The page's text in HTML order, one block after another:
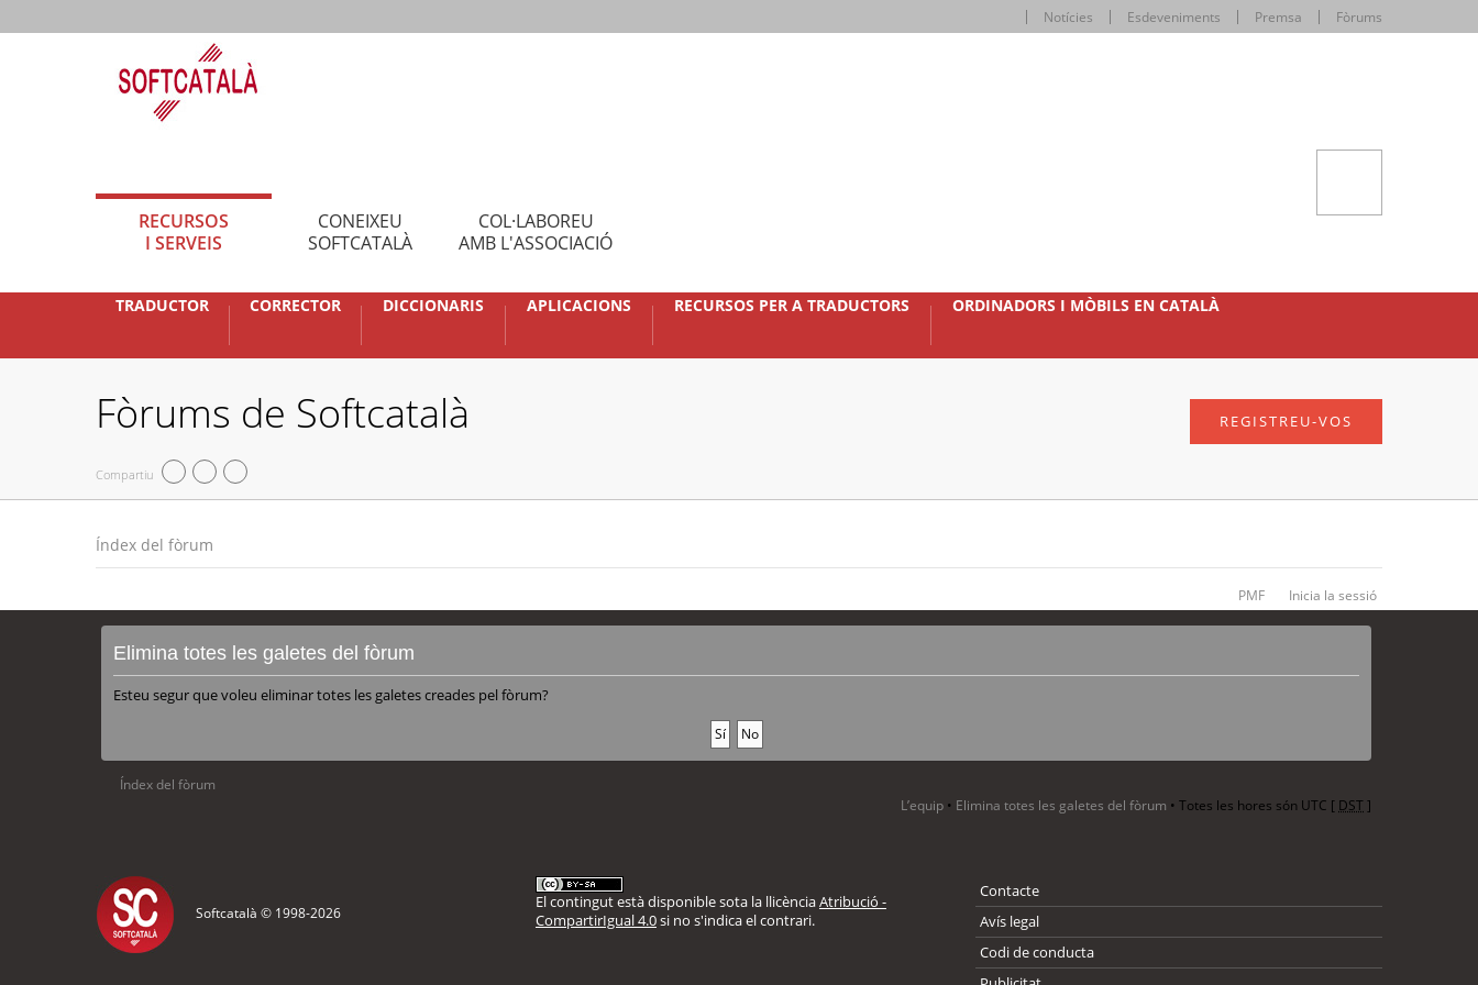
Notícies Esdeveniments Premsa Fòrums
RECURSOS
I SERVEIS
CONEIXEU
SOFTCATALÀ
COL·LABOREU
AMB L'ASSOCIACIÓ
TRADUCTOR CORRECTOR DICCIONARIS APLICACIONS RECURSOS PER A TRADUCTORS ORDINADORS I MÒBILS EN CATALÀ
Fòrums de Softcatalà
Compartiu
REGISTREU-VOS
Índex del fòrum
PMF Inicia la sessió
Elimina totes les galetes del fòrum
Esteu segur que voleu eliminar totes les galetes creades pel fòrum?
Índex del fòrum
L’equip • Elimina totes les galetes del fòrum • Totes les hores són UTC [ DST]
Softcatalà © 1998-2026
El contingut està disponible sota la llicènciaAtribució -
CompartirIgual 4.0si no s'indica el contrari.
Contacte
Avís legal
Codi de conducta